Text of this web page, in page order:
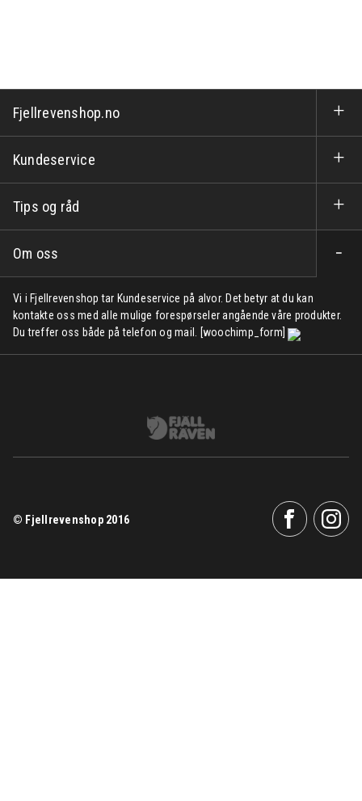
Fjellrevenshop.no
Kundeservice
Tips og råd
Om oss
Vi i Fjellrevenshop tar Kundeservice på alvor. Det betyr at du kan
kontakte oss med alle mulige forespørseler angående våre produkter.
Du treffer oss både på telefon og mail. [woochimp_form]
© Fjellrevenshop 2016